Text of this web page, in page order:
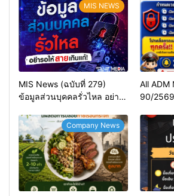
MIS NEWS
MIS News (ฉบับที่ 279)
ข้อมูลส่วนบุคคลรั่วไหล อย่า
All
90/
Company News